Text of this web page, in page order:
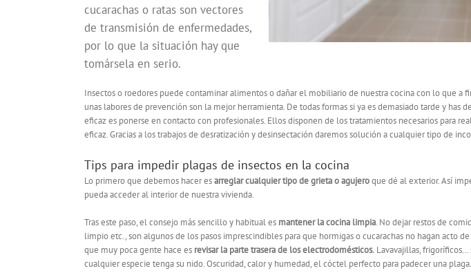
cucarachas o ratas son vectores
de transmisión de enfermedades,
por lo que la situación hay que
tomársela en serio.
Insectos o roedores puede contaminar alimentos o dañar el mobiliario de nuestra cocina con lo que a
unas labores de prevención son la mejor herramienta. De todas formas si ya es demasiado tarde y has
eficaz es ponerse en contacto con profesionales. Ellos disponen de los tratamientos necesarios para
eficaz. Gracias a los trabajos de desratización y desinsectación daremos solución a cualquier tipo de
Tips para impedir plagas de insectos en la cocina
Lo primero que debemos hacer esarreglar cualquier tipo de grieta o agujeroque dé al exterior. Así
pueda acceder al interior de nuestra vivienda.
Tras este paso, el consejo más sencillo y habitual es mantener la cocina limpia. No dejar restos de
limpio etc., son algunos de los pasos imprescindibles para que hormigas o cucarachas no hagan acto
que muy poca gente hace es revisar la parte trasera de los electrodomésticos. Lavavajillas,
cualquier especie tenga su nido. Oscuridad, calor y humedad, el cóctel perfecto para padecer una plaga.